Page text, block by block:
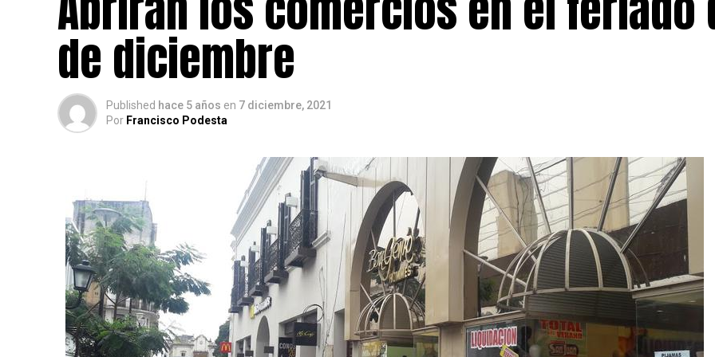
de diciembre
Published hace 5 años en 7 diciembre, 2021
Por Francisco Podesta